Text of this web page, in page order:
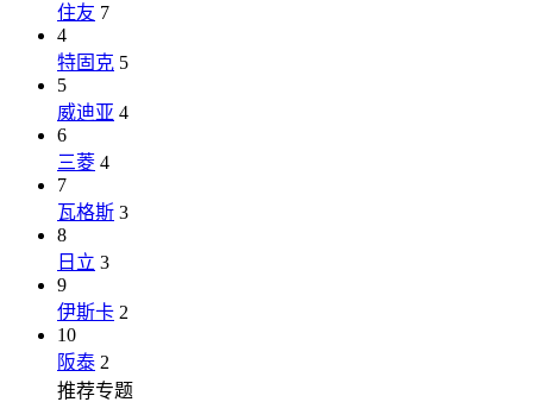
住友 7
4
特固克 5
5
威迪亚 4
6
三菱 4
7
瓦格斯 3
8
日立 3
9
伊斯卡 2
10
阪泰 2
推荐专题